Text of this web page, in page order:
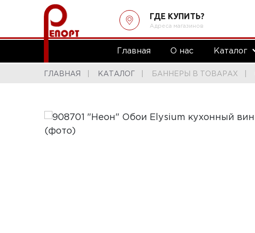
ГДЕ КУПИТЬ?
Адреса магазинов
Главная О нас Каталог
ГЛАВНАЯ КАТАЛОГ БАННЕРЫ В ТОВАРАХ